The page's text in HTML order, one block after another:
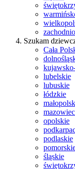
Szukam
Cała
lubelskie
lubuskie
łódzkie
opolskie
podlaskie
śląskie